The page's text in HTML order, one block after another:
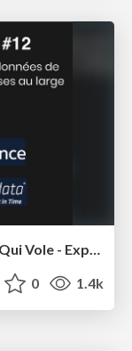
Time Series France #12 - Le Bateau Qui Vole - Exploiter des données de navigation pour remporter les courses au large
0 1.4k